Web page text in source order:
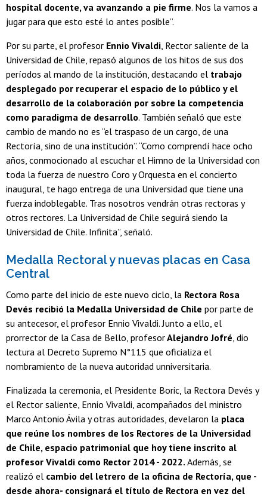
hospital docente, va avanzando a pie firme. Nos la vamos a
jugar para que esto esté lo antes posible”.
Por su parte, el profesor Ennio Vivaldi , Rector saliente de la
Universidad de Chile, repasó algunos de los hitos de sus dos
períodos al mando de la institución, destacando el trabajo
desplegado por recuperar el espacio de lo público y el
desarrollo de la colaboración por sobre la competencia
como paradigma de desarrollo. También señaló que este
cambio de mando no es “el traspaso de un cargo, de una
Rectoría, sino de una institución”. “Como comprendí hace ocho
años, conmocionado al escuchar el Himno de la Universidad con
toda la fuerza de nuestro Coro y Orquesta en el concierto
inaugural, te hago entrega de una Universidad que tiene una
fuerza indoblegable. Tras nosotros vendrán otras rectoras y
otros rectores. La Universidad de Chile seguirá siendo la
Universidad de Chile. Infinita”, señaló.
Medalla Rectoral y nuevas placas en Casa
Central
Como parte del inicio de este nuevo ciclo, la Rectora Rosa
Devés recibió la Medalla Universidad de Chile por parte de
su antecesor, el profesor Ennio Vivaldi. Junto a ello, el
prorrector de la Casa de Bello, profesorAlejandro Jofré , dio
lectura al Decreto Supremo N°115 que oficializa el
nombramiento de la nueva autoridad unniversitaria.
Finalizada la ceremonia, el Presidente Boric, la Rectora Devés y
el Rector saliente, Ennio Vivaldi, acompañados del ministro
Marco Antonio Ávila y otras autoridades, develaron la placa
que reúne los nombres de los Rectores de la Universidad
de Chile, espacio patrimonial que hoy tiene inscrito al
profesor Vivaldi como Rector 2014 - 2022. Además, se
realizó el cambio del letrero de la oficina de Rectoría, que -
desde ahora- consignará el título de Rectora en vez del